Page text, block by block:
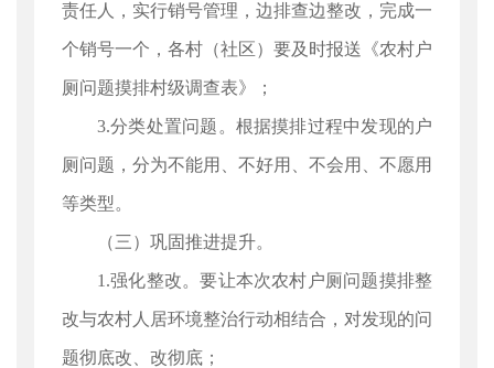
责任人，实行销号管理，边排查边整改，完成一
个销号一个，各村（社区）要及时报送《农村户
厕问题摸排村级调查表》；
3.分类处置问题。根据摸排过程中发现的户
厕问题，分为不能用、不好用、不会用、不愿用
等类型。
（三）巩固推进提升。
1.强化整改。要让本次农村户厕问题摸排整
改与农村人居环境整治行动相结合，对发现的问
题彻底改、改彻底；